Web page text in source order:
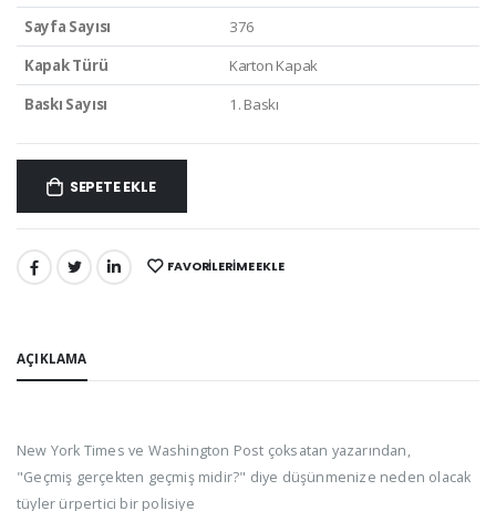
Sayfa Sayısı
376
Kapak Türü
Karton Kapak
Baskı Sayısı
1. Baskı
SEPETE EKLE
PAYLAŞ: FAVORILERIME EKLE
AÇIKLAMA
New York Times ve Washington Post çoksatan yazarından,
"Geçmiş gerçekten geçmiş midir?" diye düşünmenize neden olacak
tüyler ürpertici bir polisiye